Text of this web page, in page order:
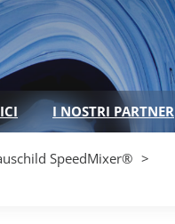
I NOSTRI PARTNER
SpeedMixer®